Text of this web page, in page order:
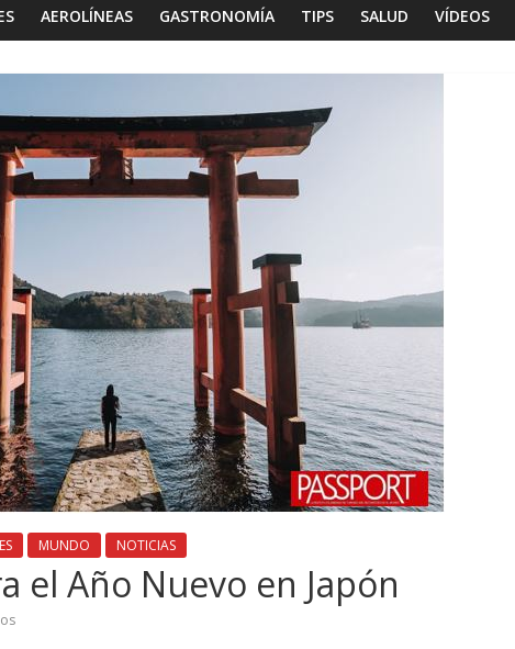
AEROLÍNEAS GASTRONOMÍA TIPS SALUD VÍDEOS
MUNDO NOTICIAS
el Año Nuevo en Japón